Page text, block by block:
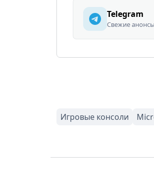
Telegram
Свежие